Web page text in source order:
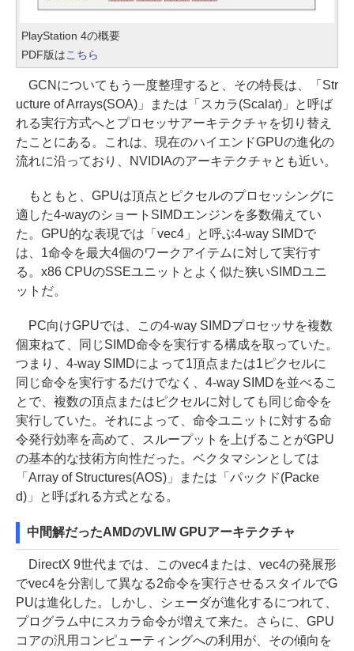
PlayStation 4の概要
PDF版はこちら
GCNについてもう一度整理すると、その特長は、「Str
ucture of Arrays(SOA)」または「スカラ(Scalar)」と呼ば
れる実行方式へとプロセッサアーキテクチャを切り替え
たことにある。これは、現在のハイエンドGPUの進化の
流れに沿っており、NVIDIAのアーキテクチャとも近い。
もともと、GPUは頂点とピクセルのプロセッシングに
適した4-wayのショートSIMDエンジンを多数備えてい
た。GPU的な表現では「vec4」と呼ぶ4-way SIMDで
は、1命令を最大4個のワークアイテムに対して実行す
る。x86 CPUのSSEユニットとよく似た狭いSIMDユニ
ットだ。
PC向けGPUでは、この4-way SIMDプロセッサを複数
個束ねて、同じSIMD命令を実行する構成を取っていた。
つまり、4-way SIMDによって1頂点または1ピクセルに
同じ命令を実行するだけでなく、4-way SIMDを並べるこ
とで、複数の頂点またはピクセルに対しても同じ命令を
実行していた。それによって、命令ユニットに対する命
令発行効率を高めて、スループットを上げることがGPU
の基本的な技術方向性だった。ベクタマシンとしては
「Array of Structures(AOS)」または「パックド(Packe
d)」と呼ばれる方式となる。
中間解だったAMDのVLIW GPUアーキテクチャ
DirectX 9世代までは、このvec4または、vec4の発展形
でvec4を分割して異なる2命令を実行させるスタイルでG
PUは進化した。しかし、シェーダが進化するにつれて、
プログラム中にスカラ命令が増えて来た。さらに、GPU
コアの汎用コンピューティングへの利用が、その傾向を